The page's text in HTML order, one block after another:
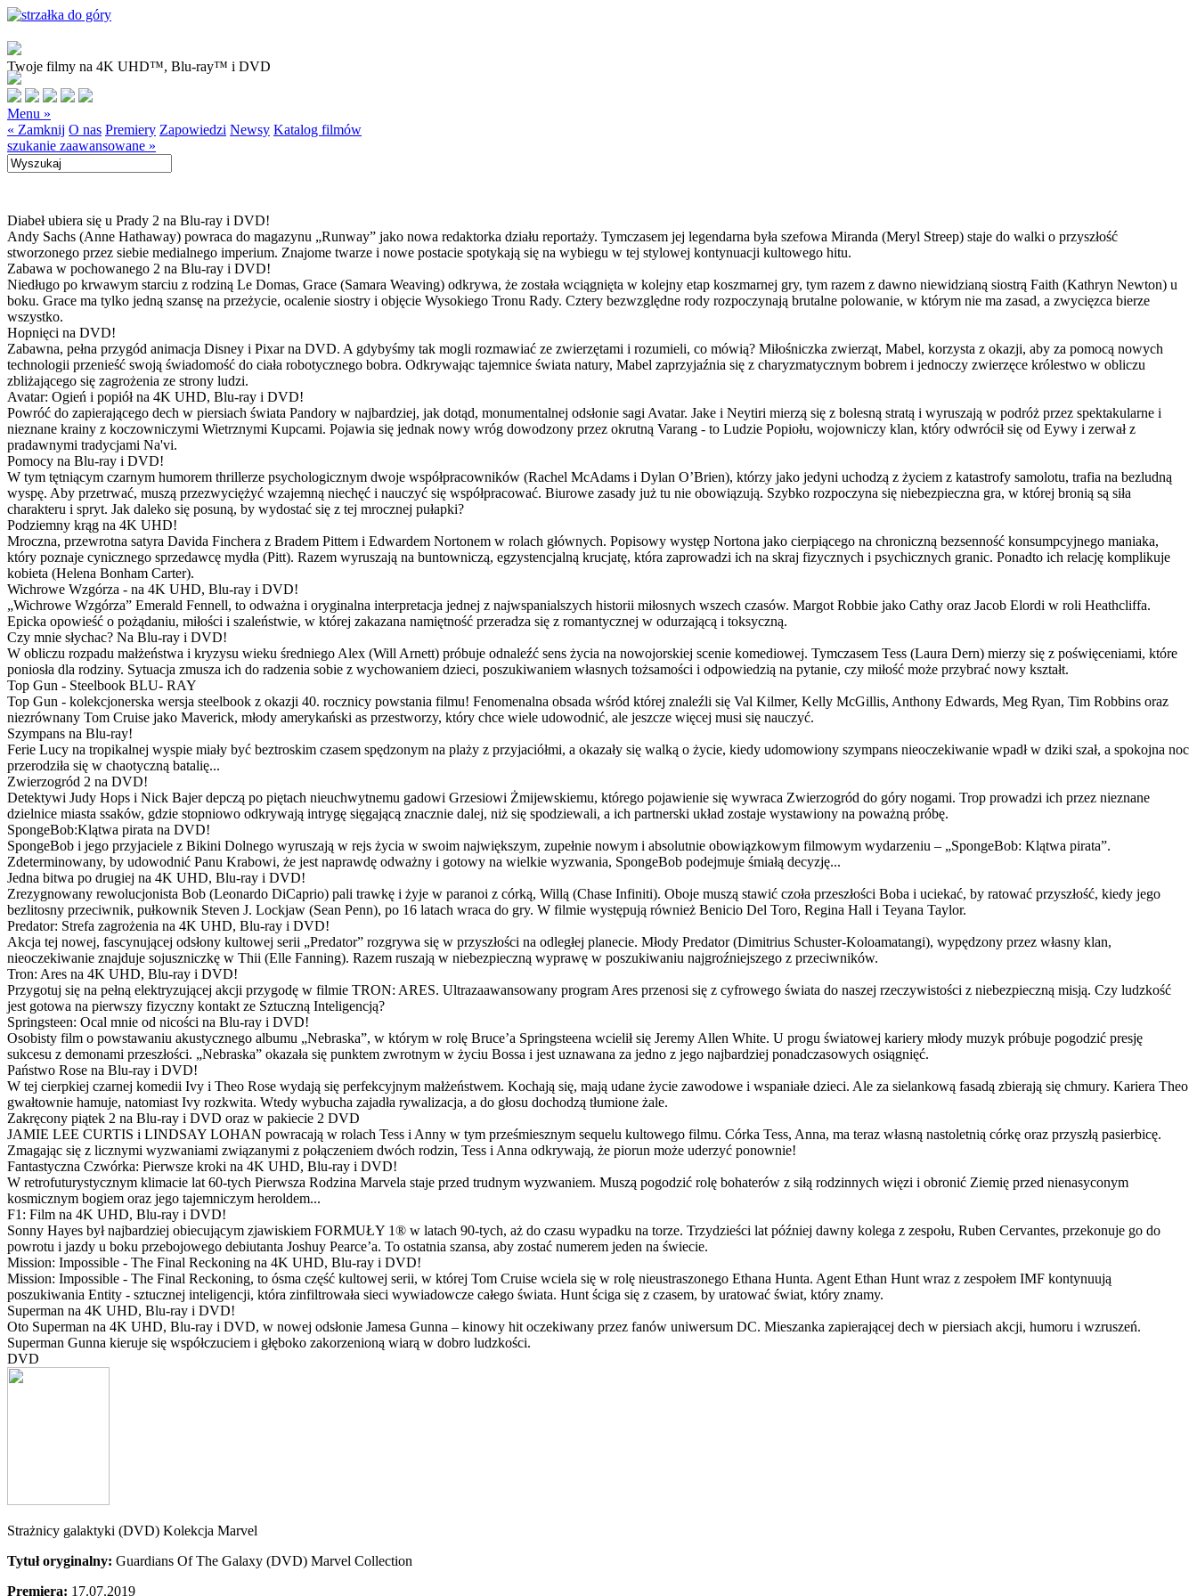
Twoje filmy na 4K UHD™, Blu-ray™ i DVD
Menu »
« Zamknij O nas Premiery Zapowiedzi Newsy Katalog filmów
szukanie zaawansowane »
Diabeł ubiera się u Prady 2 na Blu-ray i DVD!
Andy Sachs (Anne Hathaway) powraca do magazynu „Runway” jako nowa redaktorka działu reportaży. Tymczasem jej legendarna była szefowa Miranda (Meryl Streep) staje do walki o przyszłość
stworzonego przez siebie medialnego imperium. Znajome twarze i nowe postacie spotykają się na wybiegu w tej stylowej kontynuacji kultowego hitu.
Zabawa w pochowanego 2 na Blu-ray i DVD!
Niedługo po krwawym starciu z rodziną Le Domas, Grace (Samara Weaving) odkrywa, że została wciągnięta w kolejny etap koszmarnej gry, tym razem z dawno niewidzianą siostrą Faith (Kathryn Newton) u
boku. Grace ma tylko jedną szansę na przeżycie, ocalenie siostry i objęcie Wysokiego Tronu Rady. Cztery bezwzględne rody rozpoczynają brutalne polowanie, w którym nie ma zasad, a zwycięzca bierze
wszystko.
Hopnięci na DVD!
Zabawna, pełna przygód animacja Disney i Pixar na DVD. A gdybyśmy tak mogli rozmawiać ze zwierzętami i rozumieli, co mówią? Miłośniczka zwierząt, Mabel, korzysta z okazji, aby za pomocą nowych
technologii przenieść swoją świadomość do ciała robotycznego bobra. Odkrywając tajemnice świata natury, Mabel zaprzyjaźnia się z charyzmatycznym bobrem i jednoczy zwierzęce królestwo w obliczu
zbliżającego się zagrożenia ze strony ludzi.
Avatar: Ogień i popiół na 4K UHD, Blu-ray i DVD!
Powróć do zapierającego dech w piersiach świata Pandory w najbardziej, jak dotąd, monumentalnej odsłonie sagi Avatar. Jake i Neytiri mierzą się z bolesną stratą i wyruszają w podróż przez spektakularne i
nieznane krainy z koczowniczymi Wietrznymi Kupcami. Pojawia się jednak nowy wróg dowodzony przez okrutną Varang - to Ludzie Popiołu, wojowniczy klan, który odwrócił się od Eywy i zerwał z
pradawnymi tradycjami Na'vi.
Pomocy na Blu-ray i DVD!
W tym tętniącym czarnym humorem thrillerze psychologicznym dwoje współpracowników (Rachel McAdams i Dylan O’Brien), którzy jako jedyni uchodzą z życiem z katastrofy samolotu, trafia na bezludną
wyspę. Aby przetrwać, muszą przezwyciężyć wzajemną niechęć i nauczyć się współpracować. Biurowe zasady już tu nie obowiązują. Szybko rozpoczyna się niebezpieczna gra, w której bronią są siła
charakteru i spryt. Jak daleko się posuną, by wydostać się z tej mrocznej pułapki?
Podziemny krąg na 4K UHD!
Mroczna, przewrotna satyra Davida Finchera z Bradem Pittem i Edwardem Nortonem w rolach głównych. Popisowy występ Nortona jako cierpiącego na chroniczną bezsenność konsumpcyjnego maniaka,
który poznaje cynicznego sprzedawcę mydła (Pitt). Razem wyruszają na buntowniczą, egzystencjalną krucjatę, która zaprowadzi ich na skraj fizycznych i psychicznych granic. Ponadto ich relację komplikuje
kobieta (Helena Bonham Carter).
Wichrowe Wzgórza - na 4K UHD, Blu-ray i DVD!
„Wichrowe Wzgórza” Emerald Fennell, to odważna i oryginalna interpretacja jednej z najwspanialszych historii miłosnych wszech czasów. Margot Robbie jako Cathy oraz Jacob Elordi w roli Heathcliffa.
Epicka opowieść o pożądaniu, miłości i szaleństwie, w której zakazana namiętność przeradza się z romantycznej w odurzającą i toksyczną.
Czy mnie słychac? Na Blu-ray i DVD!
W obliczu rozpadu małżeństwa i kryzysu wieku średniego Alex (Will Arnett) próbuje odnaleźć sens życia na nowojorskiej scenie komediowej. Tymczasem Tess (Laura Dern) mierzy się z poświęceniami, które
poniosła dla rodziny. Sytuacja zmusza ich do radzenia sobie z wychowaniem dzieci, poszukiwaniem własnych tożsamości i odpowiedzią na pytanie, czy miłość może przybrać nowy kształt.
Top Gun - Steelbook BLU- RAY
Top Gun - kolekcjonerska wersja steelbook z okazji 40. rocznicy powstania filmu! Fenomenalna obsada wśród której znaleźli się Val Kilmer, Kelly McGillis, Anthony Edwards, Meg Ryan, Tim Robbins oraz
niezrównany Tom Cruise jako Maverick, młody amerykański as przestworzy, który chce wiele udowodnić, ale jeszcze więcej musi się nauczyć.
Szympans na Blu-ray!
Ferie Lucy na tropikalnej wyspie miały być beztroskim czasem spędzonym na plaży z przyjaciółmi, a okazały się walką o życie, kiedy udomowiony szympans nieoczekiwanie wpadł w dziki szał, a spokojna noc
przerodziła się w chaotyczną batalię...
Zwierzogród 2 na DVD!
Detektywi Judy Hops i Nick Bajer depczą po piętach nieuchwytnemu gadowi Grzesiowi Żmijewskiemu, którego pojawienie się wywraca Zwierzogród do góry nogami. Trop prowadzi ich przez nieznane
dzielnice miasta ssaków, gdzie stopniowo odkrywają intrygę sięgającą znacznie dalej, niż się spodziewali, a ich partnerski układ zostaje wystawiony na poważną próbę.
SpongeBob:Klątwa pirata na DVD!
SpongeBob i jego przyjaciele z Bikini Dolnego wyruszają w rejs życia w swoim największym, zupełnie nowym i absolutnie obowiązkowym filmowym wydarzeniu – „SpongeBob: Klątwa pirata”.
Zdeterminowany, by udowodnić Panu Krabowi, że jest naprawdę odważny i gotowy na wielkie wyzwania, SpongeBob podejmuje śmiałą decyzję...
Jedna bitwa po drugiej na 4K UHD, Blu-ray i DVD!
Zrezygnowany rewolucjonista Bob (Leonardo DiCaprio) pali trawkę i żyje w paranoi z córką, Willą (Chase Infiniti). Oboje muszą stawić czoła przeszłości Boba i uciekać, by ratować przyszłość, kiedy jego
bezlitosny przeciwnik, pułkownik Steven J. Lockjaw (Sean Penn), po 16 latach wraca do gry. W filmie występują również Benicio Del Toro, Regina Hall i Teyana Taylor.
Predator: Strefa zagrożenia na 4K UHD, Blu-ray i DVD!
Akcja tej nowej, fascynującej odsłony kultowej serii „Predator” rozgrywa się w przyszłości na odległej planecie. Młody Predator (Dimitrius Schuster-Koloamatangi), wypędzony przez własny klan,
nieoczekiwanie znajduje sojuszniczkę w Thii (Elle Fanning). Razem ruszają w niebezpieczną wyprawę w poszukiwaniu najgroźniejszego z przeciwników.
Tron: Ares na 4K UHD, Blu-ray i DVD!
Przygotuj się na pełną elektryzującej akcji przygodę w filmie TRON: ARES. Ultrazaawansowany program Ares przenosi się z cyfrowego świata do naszej rzeczywistości z niebezpieczną misją. Czy ludzkość
jest gotowa na pierwszy fizyczny kontakt ze Sztuczną Inteligencją?
Springsteen: Ocal mnie od nicości na Blu-ray i DVD!
Osobisty film o powstawaniu akustycznego albumu „Nebraska”, w którym w rolę Bruce’a Springsteena wcielił się Jeremy Allen White. U progu światowej kariery młody muzyk próbuje pogodzić presję
sukcesu z demonami przeszłości. „Nebraska” okazała się punktem zwrotnym w życiu Bossa i jest uznawana za jedno z jego najbardziej ponadczasowych osiągnięć.
Państwo Rose na Blu-ray i DVD!
W tej cierpkiej czarnej komedii Ivy i Theo Rose wydają się perfekcyjnym małżeństwem. Kochają się, mają udane życie zawodowe i wspaniałe dzieci. Ale za sielankową fasadą zbierają się chmury. Kariera Theo
gwałtownie hamuje, natomiast Ivy rozkwita. Wtedy wybucha zajadła rywalizacja, a do głosu dochodzą tłumione żale.
Zakręcony piątek 2 na Blu-ray i DVD oraz w pakiecie 2 DVD
JAMIE LEE CURTIS i LINDSAY LOHAN powracają w rolach Tess i Anny w tym prześmiesznym sequelu kultowego filmu. Córka Tess, Anna, ma teraz własną nastoletnią córkę oraz przyszłą pasierbicę.
Zmagając się z licznymi wyzwaniami związanymi z połączeniem dwóch rodzin, Tess i Anna odkrywają, że piorun może uderzyć ponownie!
Fantastyczna Czwórka: Pierwsze kroki na 4K UHD, Blu-ray i DVD!
W retrofuturystycznym klimacie lat 60-tych Pierwsza Rodzina Marvela staje przed trudnym wyzwaniem. Muszą pogodzić rolę bohaterów z siłą rodzinnych więzi i obronić Ziemię przed nienasyconym
kosmicznym bogiem oraz jego tajemniczym heroldem...
F1: Film na 4K UHD, Blu-ray i DVD!
Sonny Hayes był najbardziej obiecującym zjawiskiem FORMUŁY 1® w latach 90-tych, aż do czasu wypadku na torze. Trzydzieści lat później dawny kolega z zespołu, Ruben Cervantes, przekonuje go do
powrotu i jazdy u boku przebojowego debiutanta Joshuy Pearce’a. To ostatnia szansa, aby zostać numerem jeden na świecie.
Mission: Impossible - The Final Reckoning na 4K UHD, Blu-ray i DVD!
Mission: Impossible - The Final Reckoning, to ósma część kultowej serii, w której Tom Cruise wciela się w rolę nieustraszonego Ethana Hunta. Agent Ethan Hunt wraz z zespołem IMF kontynuują
poszukiwania Entity - sztucznej inteligencji, która zinfiltrowała sieci wywiadowcze całego świata. Hunt ściga się z czasem, by uratować świat, który znamy.
Superman na 4K UHD, Blu-ray i DVD!
Oto Superman na 4K UHD, Blu-ray i DVD, w nowej odsłonie Jamesa Gunna – kinowy hit oczekiwany przez fanów uniwersum DC. Mieszanka zapierającej dech w piersiach akcji, humoru i wzruszeń.
Superman Gunna kieruje się współczuciem i głęboko zakorzenioną wiarą w dobro ludzkości.
DVD
Strażnicy galaktyki (DVD) Kolekcja Marvel
Tytuł oryginalny: Guardians Of The Galaxy (DVD) Marvel Collection
Premiera: 17.07.2019